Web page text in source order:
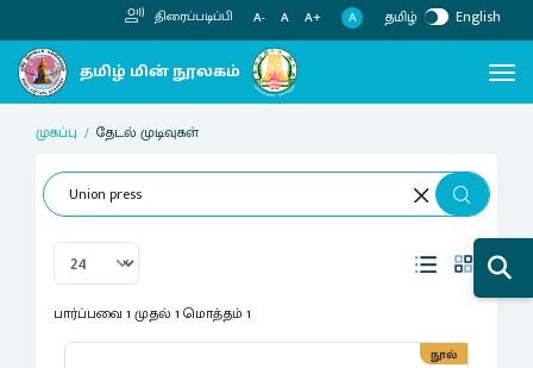
திரைப்படிப்பி A- A A+ A தமிழ் English
முகப்பு தேடல் முடிவுகள்
பார்ப்பவை 1 முதல் 1 மொத்தம் 1
நூல்